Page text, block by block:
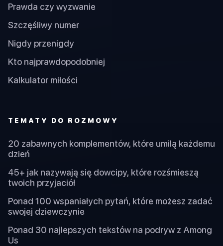
Prawda czy wyzwanie
Szczęśliwy numer
Nigdy przenigdy
Kto najprawdopodobniej
Kalkulator miłości
TEMATY DO ROZMOWY
20 zabawnych komplementów, które umilą każdemu
dzień
45+ jak nazywają się dowcipy, które rozśmieszą
twoich przyjaciół
Ponad 100 wspaniałych pytań, które możesz zadać
swojej dziewczynie
Ponad 30 najlepszych tekstów na podryw z Among
Us